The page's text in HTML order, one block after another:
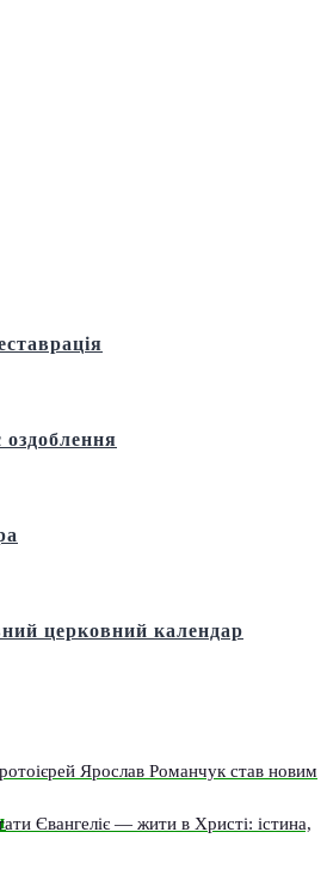
церковний календар
Ярослав Романчук став новим
Євангеліє — жити в Христі: істина,